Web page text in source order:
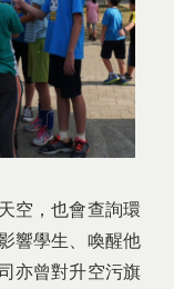
空，也會查詢環
響學生、喚醒他
亦曾對升空污旗